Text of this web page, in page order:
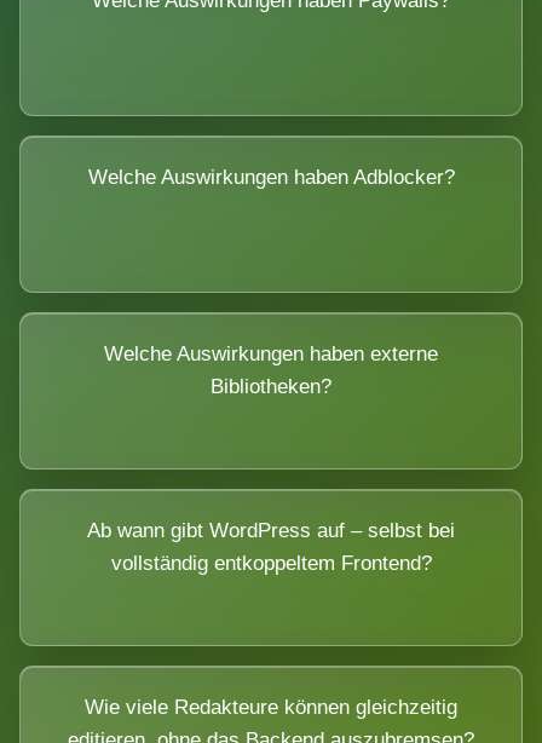
Welche Auswirkungen haben Adblocker?
Welche Auswirkungen haben externe
Bibliotheken?
Ab wann gibt WordPress auf – selbst bei
vollständig entkoppeltem Frontend?
Wie viele Redakteure können gleichzeitig